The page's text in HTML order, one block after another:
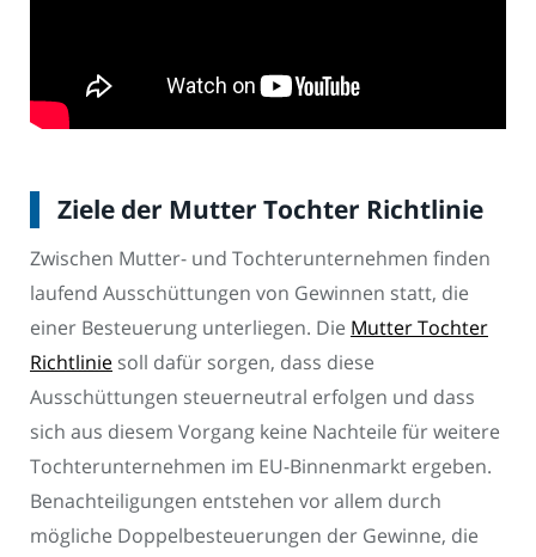
Ziele der Mutter Tochter Richtlinie
Zwischen Mutter- und Tochterunternehmen finden
laufend Ausschüttungen von Gewinnen statt, die
einer Besteuerung unterliegen. Die Mutter Tochter
Richtlinie soll dafür sorgen, dass diese
Ausschüttungen steuerneutral erfolgen und dass
sich aus diesem Vorgang keine Nachteile für weitere
Tochterunternehmen im EU-Binnenmarkt ergeben.
Benachteiligungen entstehen vor allem durch
mögliche Doppelbesteuerungen der Gewinne, die